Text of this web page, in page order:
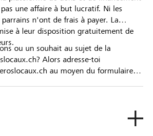
une affaire à but lucratif. Ni les
n'ont de frais à payer. La
à leur disposition gratuitement de
ou un souhait au sujet de la
Alors adresse-toi
au moyen du formulaire